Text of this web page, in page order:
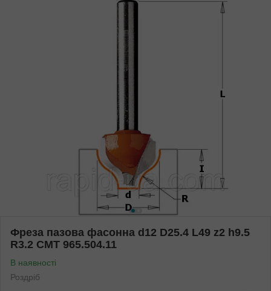
Фреза пазова фасонна d12 D25.4 L49 z2 h9.5
R3.2 СМТ 965.504.11
В наявності
Роздріб